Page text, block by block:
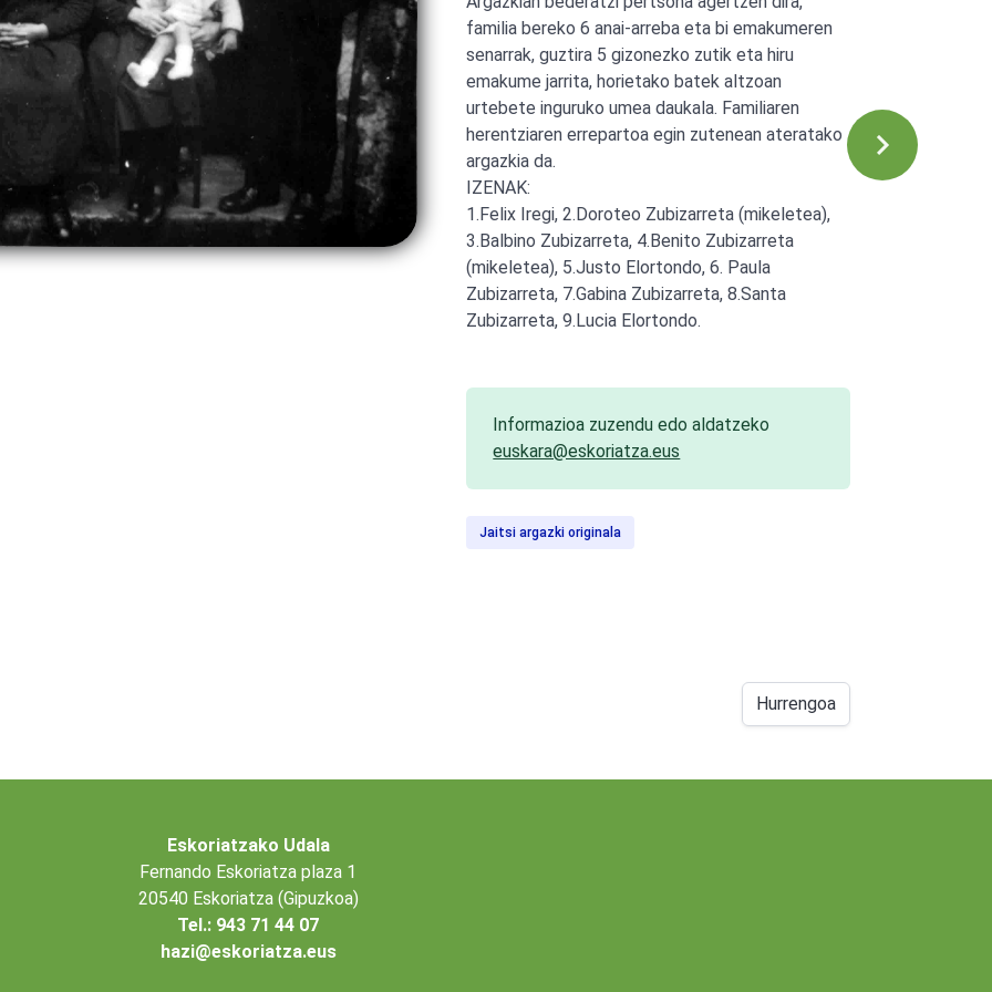
familia bereko 6 anai-arreba eta bi emakumeren
senarrak, guztira 5 gizonezko zutik eta hiru
emakume jarrita, horietako batek altzoan
urtebete inguruko umea daukala. Familiaren
herentziaren errepartoa egin zutenean ateratako
argazkia da.
IZENAK:
1.Felix Iregi, 2.Doroteo Zubizarreta (mikeletea),
3.Balbino Zubizarreta, 4.Benito Zubizarreta
(mikeletea), 5.Justo Elortondo, 6. Paula
Zubizarreta, 7.Gabina Zubizarreta, 8.Santa
Zubizarreta, 9.Lucia Elortondo.
Informazioa zuzendu edo aldatzeko
euskara@eskoriatza.eus
Jaitsi argazki originala
Hurrengoa
Eskoriatzako Udala
Fernando Eskoriatza plaza 1
20540 Eskoriatza (Gipuzkoa)
Tel.: 943 71 44 07
hazi@eskoriatza.eus